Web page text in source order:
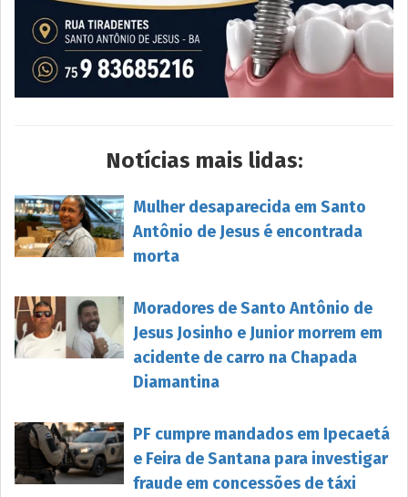
Notícias mais lidas:
Mulher desaparecida em Santo
Antônio de Jesus é encontrada
morta
Moradores de Santo Antônio de
Jesus Josinho e Junior morrem em
acidente de carro na Chapada
Diamantina
PF cumpre mandados em Ipecaetá
e Feira de Santana para investigar
fraude em concessões de táxi